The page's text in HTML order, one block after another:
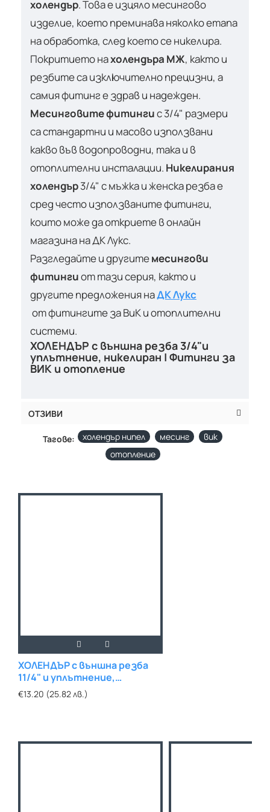
холендър. Това е изцяло месингово
изделие, което преминава няколко етапа
на обработка, след което се никелира.
Покритието нахолендъра МЖ, както и
резбите са изключително прецизни, а
самия фитинг е здрав и надежден.
Месинговите фитингис 3/4" размери
са стандартни и масово използвани
какво във водопроводни, така и в
отоплителни инсталации. Никелирания
холендър3/4" с мъжка и женска резба е
сред често използваните фитинги,
които може да откриете в онлайн
магазина на ДК Лукс.
Разгледайте и другитемесингови
фитингиот тази серия, както и
другите предложения наДК Лукс
от фитингите за ВиКи отоплителни
системи.
ХОЛЕНДЪР с външна резба 3/4"и
уплътнение, никелиран | Фитинги за
ВИК и отопление
ОТЗИВИ
Тагове: холендър нипел месинг
вик
отопление
ХОЛЕНДЪР с външна резба
11/4" и уплътнение,
никелиран
€13.20 (25.82 лв.)